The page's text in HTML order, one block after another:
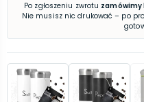
Po zgłoszeniu zwrotu zamówimy
Nie musisz nic drukować – po